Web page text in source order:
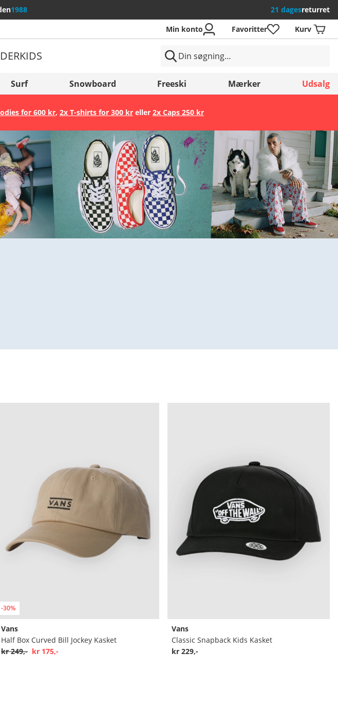
1988 21 dagesreturret
Gem
Min konto Favoritter Kurv
KIDS
Surf Snowboard Freeski Mærker Udsalg
for 600 kr, 2x T-shirts for 300 kreller 2x Caps 250 kr
-30%
Vans
Half Box Curved Bill Jockey Kasket
kr 249,- kr 175,-
Vans
Classic Snapback Kids Kasket
kr 229,-